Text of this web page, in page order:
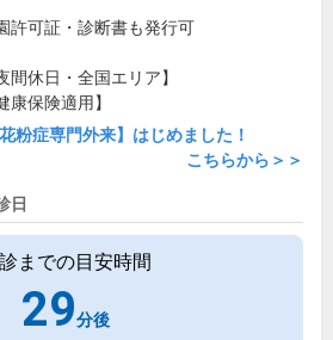
許可証・診断書も発行可
間休日・全国エリア】
康保険適用】
粉症専門外来】はじめました！
こちらから＞＞
日
までの目安時間
29分後